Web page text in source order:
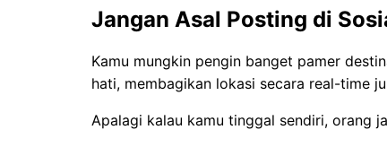
Jangan Asal Posting di
Kamu mungkin pengin banget pamer
hati, membagikan lokasi secara real-time
Apalagi kalau kamu tinggal sendiri, orang